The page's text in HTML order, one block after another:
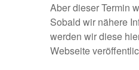
Aber dieser Termin
Sobald wir nähere
werden wir diese
Webseite